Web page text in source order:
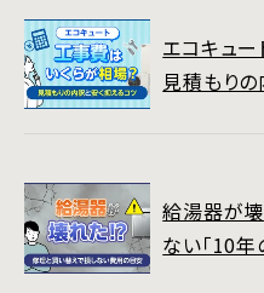
エコキュー
見積もり
給湯器が
ない「10